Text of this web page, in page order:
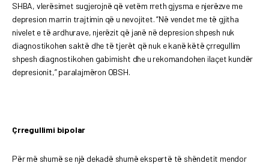
SHBA, vlerësimet sugjerojnë që vetëm rreth gjysma e njerëzve me
depresion marrin trajtimin që u nevojitet. “Në vendet me të gjitha
nivelet e të ardhurave, njerëzit që janë në depresion shpesh nuk
diagnostikohen saktë dhe të tjerët që nuk e kanë këtë çrregullim
shpesh diagnostikohen gabimisht dhe u rekomandohen ilaçet kundër
depresionit,” paralajmëron OBSH.
Çrregullimi bipolar
Për më shumë se një dekadë shumë ekspertë të shëndetit mendor